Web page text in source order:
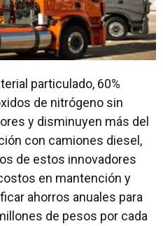
particulado, 60%
de nitrógeno sin
y disminuyen más del
con camiones diesel,
de estos innovadores
en mantención y
ahorros anuales para
de pesos por cada